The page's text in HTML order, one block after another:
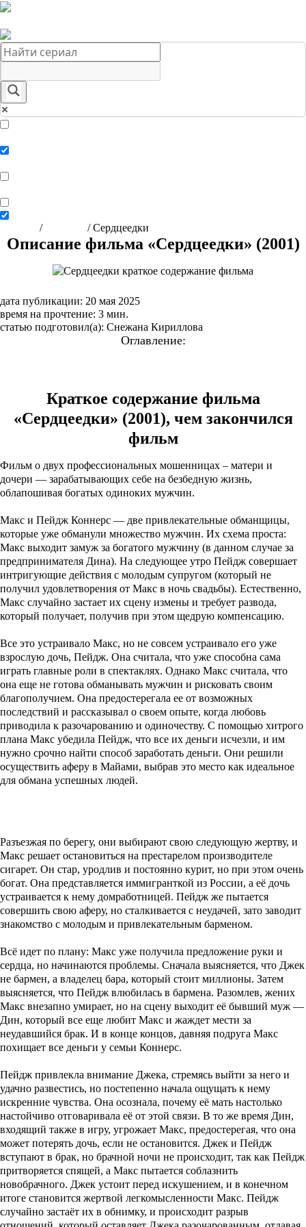
/ /Сердцеедки
Описание фильма «Сердцеедки» (2001)
дата публикации: 20 мая 2025
время на прочтение: 3 мин.
статью подготовил(а): Снежана Кириллова
Оглавление:
Краткое содержание фильма
«Сердцеедки» (2001), чем закончился
фильм
Фильм о двух профессиональных мошенницах – матери и
дочери — зарабатывающих себе на безбедную жизнь,
облапошивая богатых одиноких мужчин.
Макс и Пейдж Коннерс — две привлекательные обманщицы,
которые уже обманули множество мужчин. Их схема проста:
Макс выходит замуж за богатого мужчину (в данном случае за
предпринимателя Дина). На следующее утро Пейдж совершает
интригующие действия с молодым супругом (который не
получил удовлетворения от Макс в ночь свадьбы). Естественно,
Макс случайно застает их сцену измены и требует развода,
который получает, получив при этом щедрую компенсацию.
Все это устраивало Макс, но не совсем устраивало его уже
взрослую дочь, Пейдж. Она считала, что уже способна сама
играть главные роли в спектаклях. Однако Макс считала, что
она еще не готова обманывать мужчин и рисковать своим
благополучием. Она предостерегала ее от возможных
последствий и рассказывал о своем опыте, когда любовь
приводила к разочарованию и одиночеству. С помощью хитрого
плана Макс убедила Пейдж, что все их деньги исчезли, и им
нужно срочно найти способ заработать деньги. Они решили
осуществить аферу в Майами, выбрав это место как идеальное
для обмана успешных людей.
Разъезжая по берегу, они выбирают свою следующую жертву, и
Макс решает остановиться на престарелом производителе
сигарет. Он стар, уродлив и постоянно курит, но при этом очень
богат. Она представляется иммигранткой из России, а её дочь
устраивается к нему домработницей. Пейдж же пытается
совершить свою аферу, но сталкивается с неудачей, зато заводит
знакомство с молодым и привлекательным барменом.
Всё идет по плану: Макс уже получила предложение руки и
сердца, но начинаются проблемы. Сначала выясняется, что Джек
не бармен, а владелец бара, который стоит миллионы. Затем
выясняется, что Пейдж влюбилась в бармена. Разомлев, жених
Макс внезапно умирает, но на сцену выходит её бывший муж —
Дин, который все еще любит Макс и жаждет мести за
неудавшийся брак. И в конце концов, давняя подруга Макс
похищает все деньги у семьи Коннерс.
Пейдж привлекла внимание Джека, стремясь выйти за него и
удачно развестись, но постепенно начала ощущать к нему
искренние чувства. Она осознала, почему её мать настолько
настойчиво отговаривала её от этой связи. В то же время Дин,
входящий также в игру, угрожает Макс, предостерегая, что она
может потерять дочь, если не остановится. Джек и Пейдж
вступают в брак, но брачной ночи не происходит, так как Пейдж
притворяется спящей, а Макс пытается соблазнить
новобрачного. Джек устоит перед искушением, и в конечном
итоге становится жертвой легкомысленности Макс. Пейдж
случайно застаёт их в обнимку, и происходит разрыв